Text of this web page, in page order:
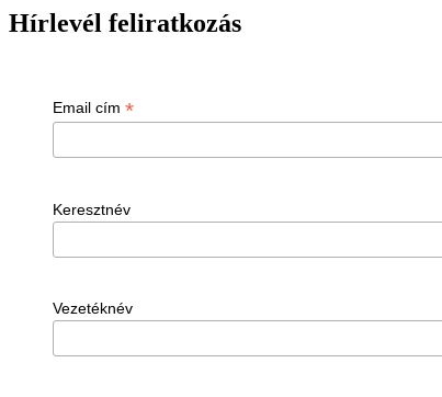
Hírlevél feliratkozás
Email cím *
Keresztnév
Vezetéknév